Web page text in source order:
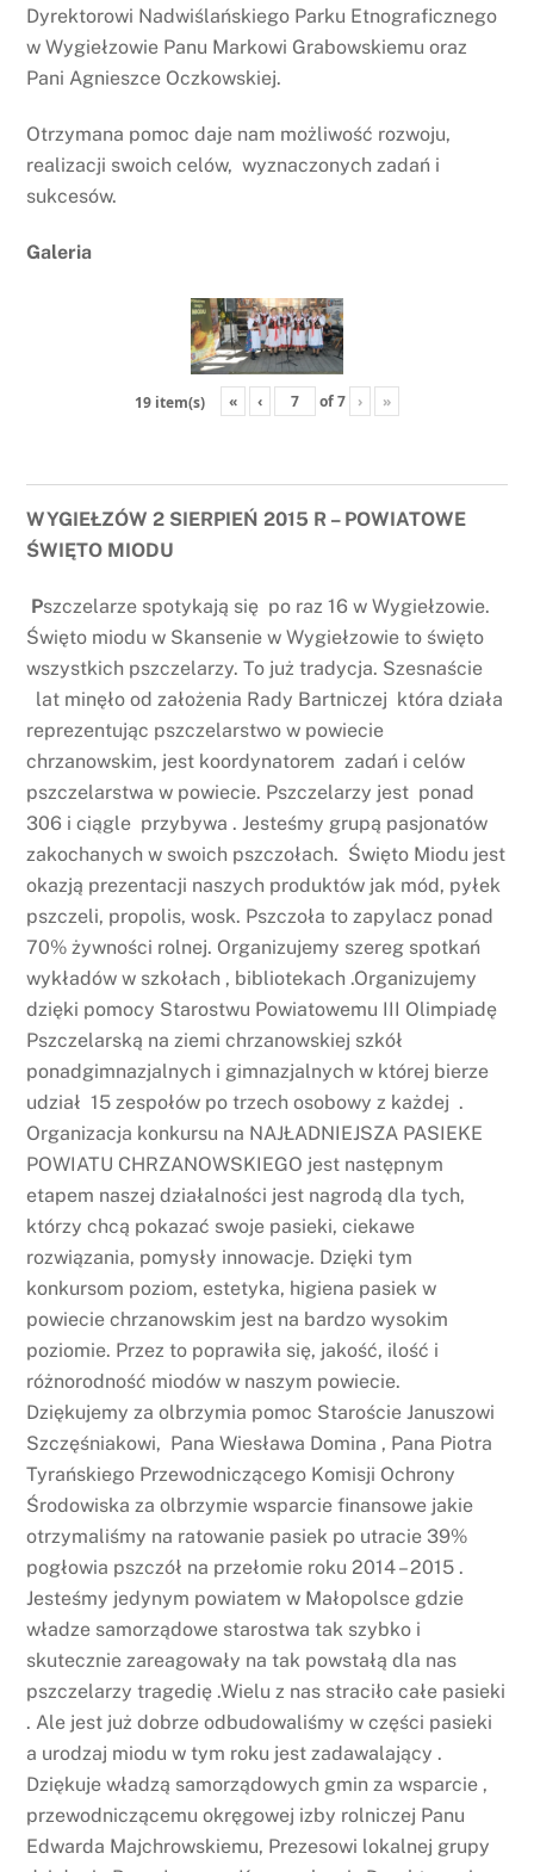
Dyrektorowi Nadwiślańskiego Parku Etnograficznego
w Wygiełzowie Panu Markowi Grabowskiemu oraz
Pani Agnieszce Oczkowskiej.
Otrzymana pomoc daje nam możliwość rozwoju,
realizacji swoich celów, wyznaczonych zadań i
sukcesów.
Galeria
19 item(s) « ‹ of7 › »
WYGIEŁZÓW 2 SIERPIEŃ 2015 R – POWIATOWE
ŚWIĘTO MIODU
Pszczelarze spotykają się po raz 16 w Wygiełzowie.
Święto miodu w Skansenie w Wygiełzowie to święto
wszystkich pszczelarzy. To już tradycja. Szesnaście
lat minęło od założenia Rady Bartniczej która działa
reprezentując pszczelarstwo w powiecie
chrzanowskim, jest koordynatorem zadań i celów
pszczelarstwa w powiecie. Pszczelarzy jest ponad
306 i ciągle przybywa . Jesteśmy grupą pasjonatów
zakochanych w swoich pszczołach. Święto Miodu jest
okazją prezentacji naszych produktów jak mód, pyłek
pszczeli, propolis, wosk. Pszczoła to zapylacz ponad
70% żywności rolnej. Organizujemy szereg spotkań
wykładów w szkołach , bibliotekach .Organizujemy
dzięki pomocy Starostwu Powiatowemu III Olimpiadę
Pszczelarską na ziemi chrzanowskiej szkół
ponadgimnazjalnych i gimnazjalnych w której bierze
udział 15 zespołów po trzech osobowy z każdej .
Organizacja konkursu na NAJŁADNIEJSZA PASIEKE
POWIATU CHRZANOWSKIEGO jest następnym
etapem naszej działalności jest nagrodą dla tych,
którzy chcą pokazać swoje pasieki, ciekawe
rozwiązania, pomysły innowacje. Dzięki tym
konkursom poziom, estetyka, higiena pasiek w
powiecie chrzanowskim jest na bardzo wysokim
poziomie. Przez to poprawiła się, jakość, ilość i
różnorodność miodów w naszym powiecie.
Dziękujemy za olbrzymia pomoc Staroście Januszowi
Szczęśniakowi, Pana Wiesława Domina , Pana Piotra
Tyrańskiego Przewodniczącego Komisji Ochrony
Środowiska za olbrzymie wsparcie finansowe jakie
otrzymaliśmy na ratowanie pasiek po utracie 39%
pogłowia pszczół na przełomie roku 2014 – 2015 .
Jesteśmy jedynym powiatem w Małopolsce gdzie
władze samorządowe starostwa tak szybko i
skutecznie zareagowały na tak powstałą dla nas
pszczelarzy tragedię .Wielu z nas straciło całe pasieki
. Ale jest już dobrze odbudowaliśmy w części pasieki
a urodzaj miodu w tym roku jest zadawalający .
Dziękuje władzą samorządowych gmin za wsparcie ,
przewodniczącemu okręgowej izby rolniczej Panu
Edwarda Majchrowskiemu, Prezesowi lokalnej grupy